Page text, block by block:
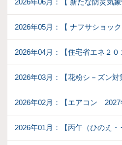
2026年05月：【 ナフサショック
2026年04月：【住宅省エネ２０
2026年03月：【花粉シ－ズン対
2026年02月：【エアコン 2027
2026年01月：【丙午（ひのえ・